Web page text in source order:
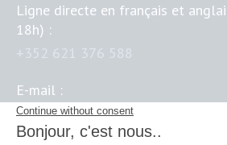
Ligne directe en français et
18h) :
E-mail :
contact@business-science-